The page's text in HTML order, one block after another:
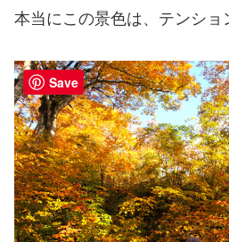
本当にこの景色は、テンショ
Save